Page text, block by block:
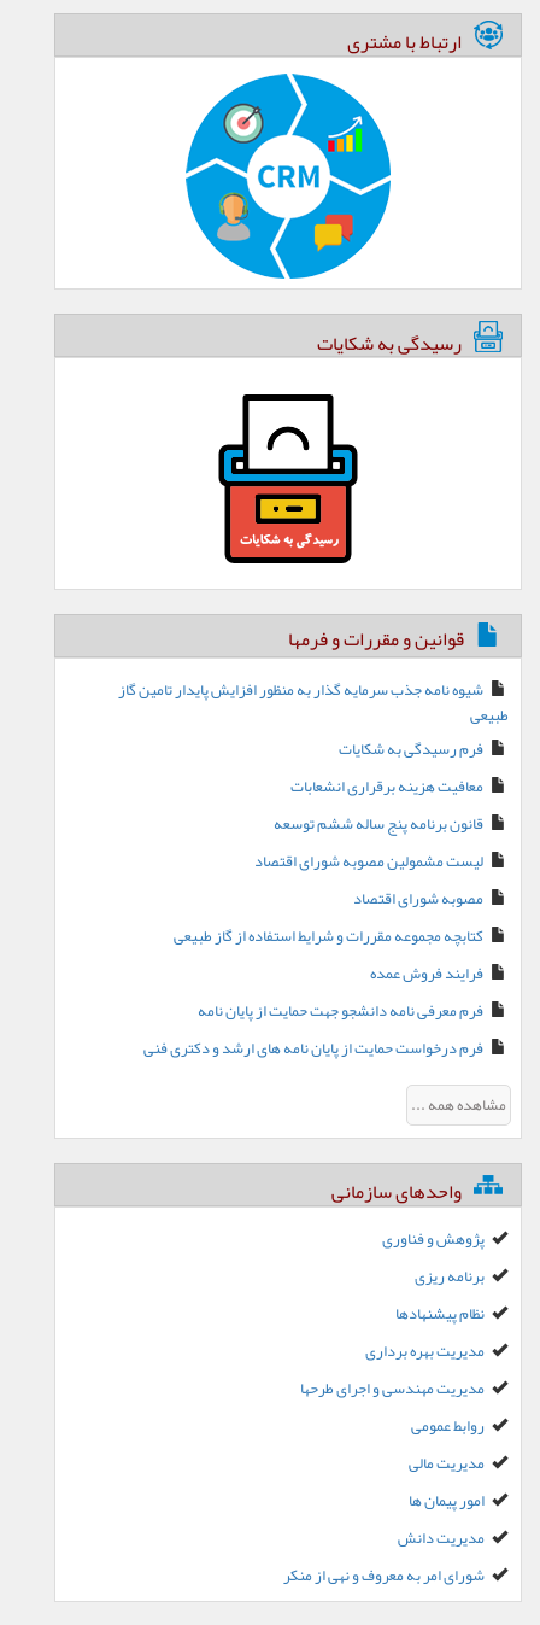
ارتباط با مشتری
رسیدگی به شکایات
قوانین و مقررات و فرمها
شیوه نامه جذب سرمایه گذار به منظور افزایش پایدار تامین گاز
طبیعی
فرم رسیدگی به شکایات
معافیت هزینه برقراری انشعابات
قانون برنامه پنج ساله ششم توسعه
لیست مشمولین مصوبه شورای اقتصاد
مصوبه شورای اقتصاد
کتابچه مجموعه مقررات و شرایط استفاده از گاز طبیعی
فرایند فروش عمده
فرم معرفی نامه دانشجو جهت حمایت از پایان نامه
فرم درخواست حمایت از پایان نامه های ارشد و دکتری فنی
مشاهده همه ...
واحدهای سازمانی
پژوهش و فناوری
برنامه ریزی
نظام پیشنهادها
مدیریت بهره برداری
مدیریت مهندسی و اجرای طرحها
روابط عمومی
مدیریت مالی
امور پیمان ها
مدیریت دانش
شورای امر به معروف و نهی از منکر